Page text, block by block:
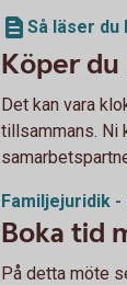
Så läser
Köper du
Det kan vara
tillsammans. Ni
Familjejuridik
Boka tid
På detta möte